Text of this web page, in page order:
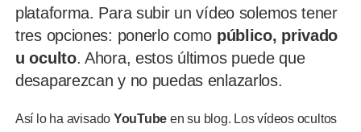
plataforma. Para subir un vídeo solemos tener
tres opciones: ponerlo como público, privado
u oculto. Ahora, estos últimos puede que
desaparezcan y no puedas enlazarlos.
Así lo ha avisado YouTube en su blog. Los vídeos ocultos